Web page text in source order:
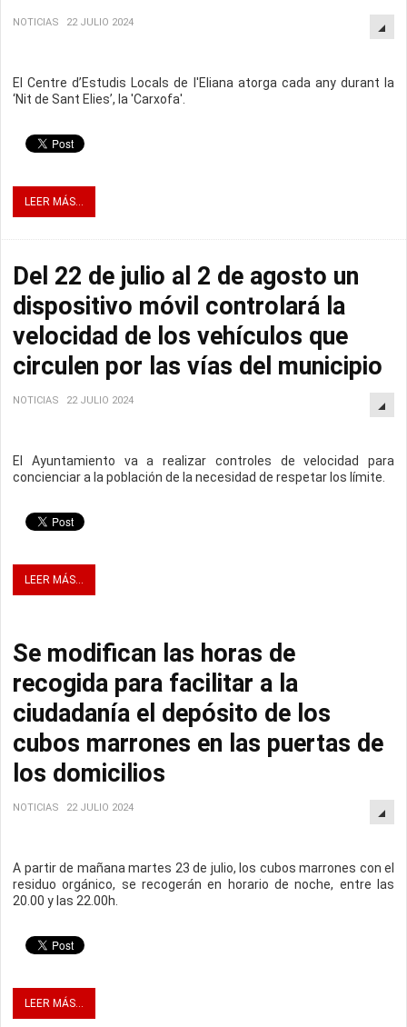
NOTICIAS 22 JULIO 2024
El Centre d’Estudis Locals de l'Eliana atorga cada any durant la
‘Nit de Sant Elies’, la 'Carxofa'.
LEER MÁS...
Del 22 de julio al 2 de agosto un
dispositivo móvil controlará la
velocidad de los vehículos que
circulen por las vías del municipio
NOTICIAS 22 JULIO 2024
El Ayuntamiento va a realizar controles de velocidad para
concienciar a la población de la necesidad de respetar los límite.
LEER MÁS...
Se modifican las horas de
recogida para facilitar a la
ciudadanía el depósito de los
cubos marrones en las puertas de
los domicilios
NOTICIAS 22 JULIO 2024
A partir de mañana martes 23 de julio, los cubos marrones con el
residuo orgánico, se recogerán en horario de noche, entre las
20.00 y las 22.00h.
LEER MÁS...